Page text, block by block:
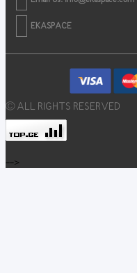
EKASPACE
© ALL RIGHTS RESERVED
-->